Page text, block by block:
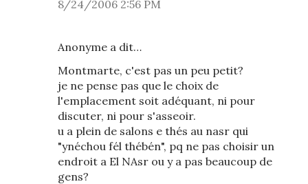
8/24/2006 2:56 PM
Anonyme a dit…
Montmarte, c'est pas un peu petit?
je ne pense pas que le choix de
l'emplacement soit adéquant, ni pour
discuter, ni pour s'asseoir.
u a plein de salons e thés au nasr qui
"ynéchou fél thébén", pq ne pas choisir un
endroit a El NAsr ou y a pas beaucoup de
gens?